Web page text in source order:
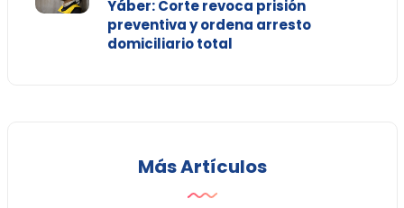
Yáber: Corte revoca prisión
preventiva y ordena arresto
domiciliario total
Más Artículos